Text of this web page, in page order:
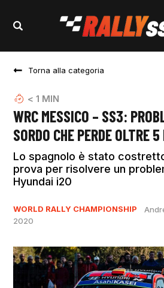
Torna alla categoria
< 1 MIN
WRC MESSICO – SS3:
SORDO CHE PERDE OLTRE
Lo spagnolo è stato
prova per risolvere un
Hyundai i20
WORLD RALLY CHAMPIONSHIP
2020